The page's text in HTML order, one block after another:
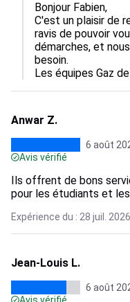
Bonjour Fabien,
C'est un plaisir de
ravis de pouvoir
démarches, et
besoin.
Les équipes Gaz
Anwar Z.
6 août
Avis vérifié
Ils offrent de bons
pour les étudiants et
Expérience du : 28 juil. 2026
Jean-Louis L.
6 août